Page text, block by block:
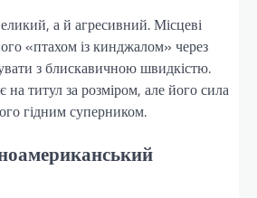
а й агресивний. Місцеві
«птахом із кинджалом» через
з блискавичною швидкістю.
на титул за розміром, але його сила
гідним суперником.